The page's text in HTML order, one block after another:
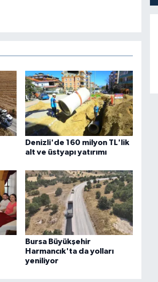
Denizli'de 160 milyon TL'lik
alt ve üstyapı yatırımı
Bursa Büyükşehir
Harmancık'ta da yolları
yeniliyor